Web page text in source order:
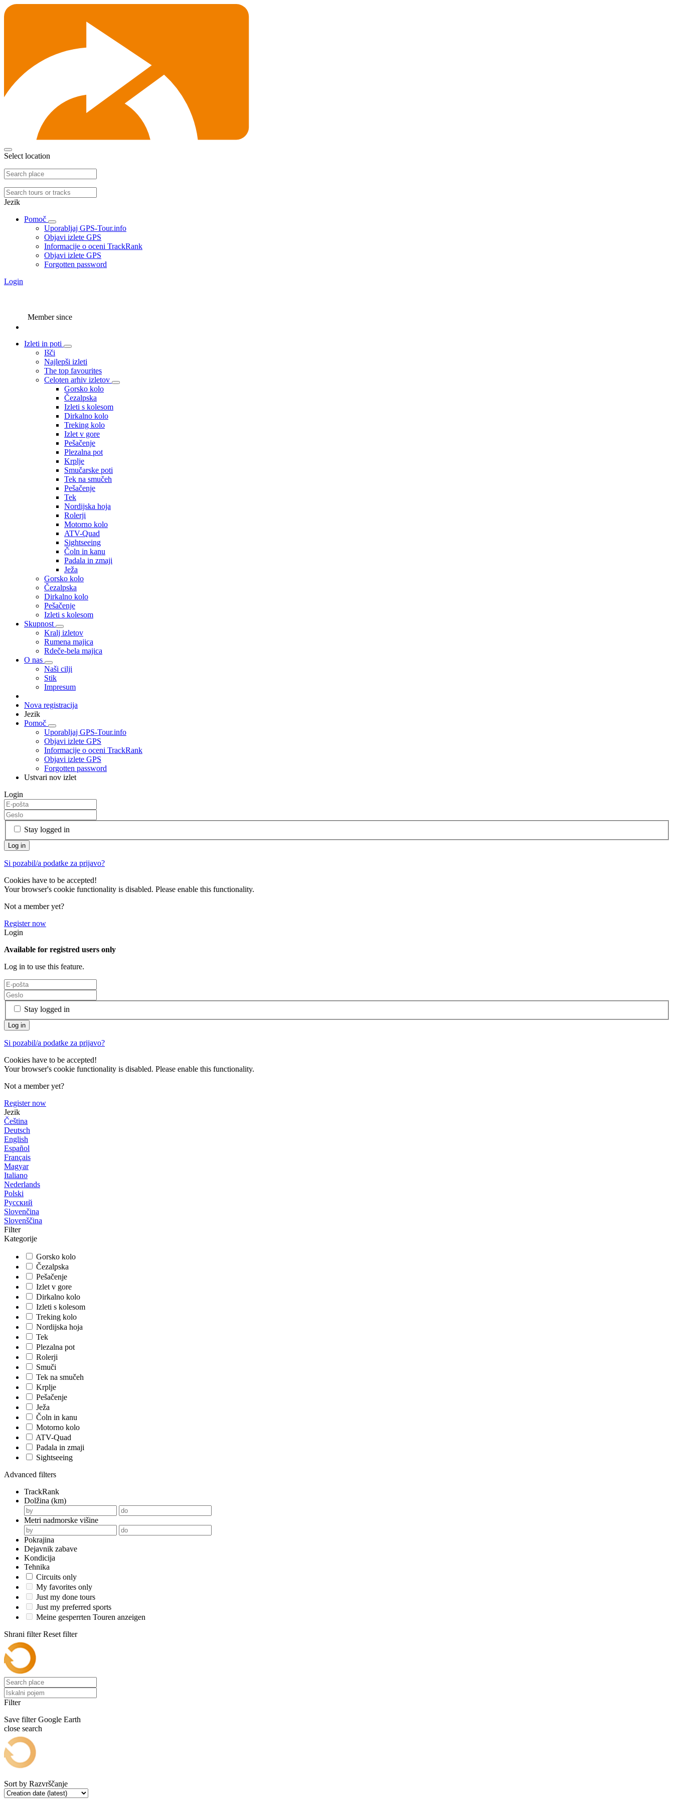
Select location
Jezik
Pomoč
Uporabljaj GPS-Tour.info
Objavi izlete GPS
Informacije o oceni TrackRank
Objavi izlete GPS
Forgotten password
Login
Member since
Izleti in poti
Išči
Najlepši izleti
The top favourites
Celoten arhiv izletov
Gorsko kolo
Čezalpska
Izleti s kolesom
Dirkalno kolo
Treking kolo
Izlet v gore
Pešačenje
Plezalna pot
Krplje
Smučarske poti
Tek na smučeh
Pešačenje
Tek
Nordijska hoja
Rolerji
Motorno kolo
ATV-Quad
Sightseeing
Čoln in kanu
Padala in zmaji
Ježa
Gorsko kolo
Čezalpska
Dirkalno kolo
Pešačenje
Izleti s kolesom
Skupnost
Kralj izletov
Rumena majica
Rdeče-bela majica
O nas
Naši cilji
Stik
Impresum
Nova registracija
Jezik
Pomoč
Uporabljaj GPS-Tour.info
Objavi izlete GPS
Informacije o oceni TrackRank
Objavi izlete GPS
Forgotten password
Ustvari nov izlet
Login
Stay logged in
Si pozabil/a podatke za prijavo?
Cookies have to be accepted!
Your browser's cookie functionality is disabled. Please enable this functionality.
Not a member yet?
Register now
Login
Available for registred users only
Log in to use this feature.
Stay logged in
Si pozabil/a podatke za prijavo?
Cookies have to be accepted!
Your browser's cookie functionality is disabled. Please enable this functionality.
Not a member yet?
Register now
Jezik
Čeština
Deutsch
English
Español
Français
Magyar
Italiano
Nederlands
Polski
Русский
Slovenčina
Slovenščina
Filter
Kategorije
Gorsko kolo
Čezalpska
Pešačenje
Izlet v gore
Dirkalno kolo
Izleti s kolesom
Treking kolo
Nordijska hoja
Tek
Plezalna pot
Rolerji
Smuči
Tek na smučeh
Krplje
Pešačenje
Ježa
Čoln in kanu
Motorno kolo
ATV-Quad
Padala in zmaji
Sightseeing
Advanced filters
TrackRank
Dolžina (km)
Metri nadmorske višine
Pokrajina
Dejavnik zabave
Kondicija
Tehnika
Circuits only
My favorites only
Just my done tours
Just my preferred sports
Meine gesperrten Touren anzeigen
Shrani filter Reset filter
Filter
Save filter Google Earth
close search
Sort by Razvrščanje